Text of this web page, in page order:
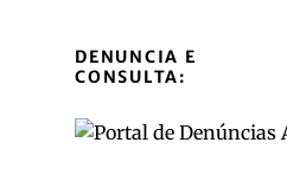
DENUNCIA E
CONSULTA: